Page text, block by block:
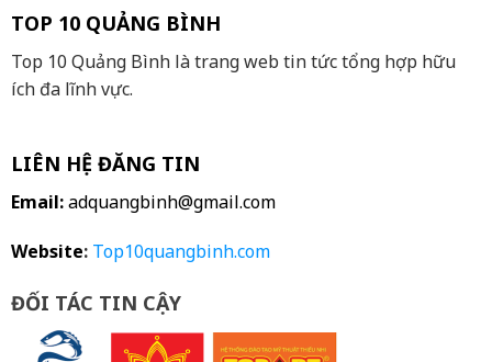
TOP 10 QUẢNG BÌNH
Top 10 Quảng Bình là trang web tin tức tổng hợp hữu
ích đa lĩnh vực.
LIÊN HỆ ĐĂNG TIN
Email:adquangbinh@gmail.com
Website: Top10quangbinh.com
ĐỐI TÁC TIN CẬY